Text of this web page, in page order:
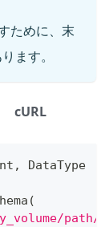
ために、末
ます。
cURL
, DataType
(